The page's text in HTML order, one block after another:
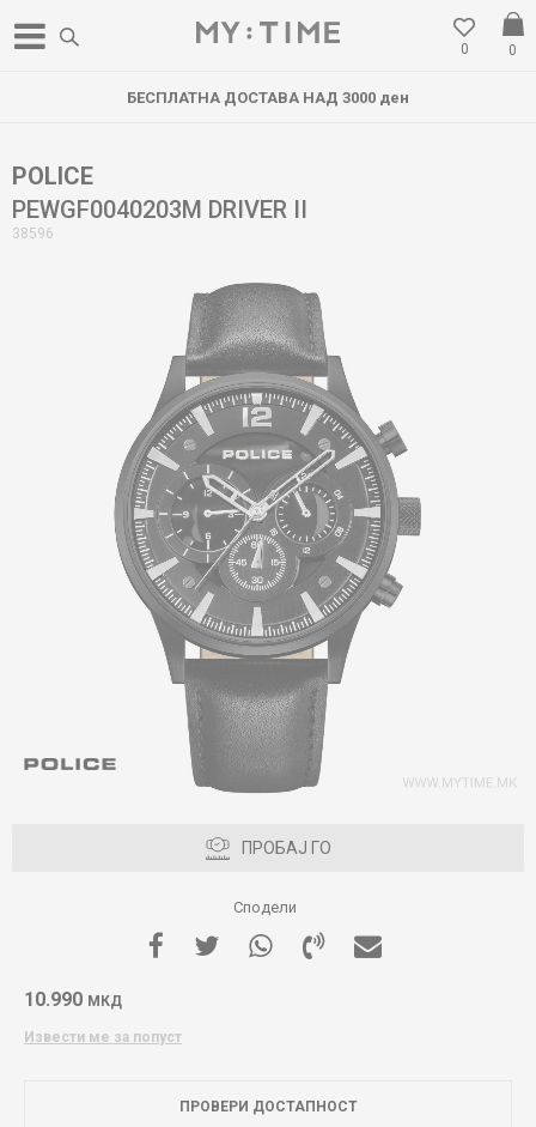
0
0
БЕСПЛАТНА ДОСТАВА НАД 3000 ден
POLICE
PEWGF0040203M DRIVER II
38596
ПРОБАЈ ГО
Сподели
10.990 МКД
Извести ме за попуст
ПРОВЕРИ ДОСТАПНОСТ